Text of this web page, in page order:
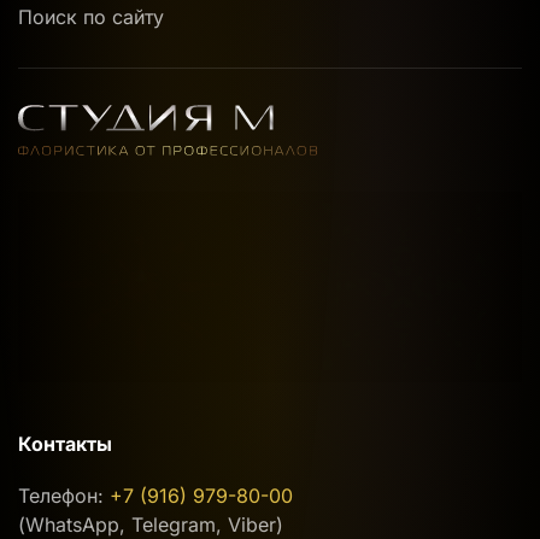
Поиск по сайту
Контакты
Телефон: +7 (916) 979-80-00
(WhatsApp, Telegram, Viber)